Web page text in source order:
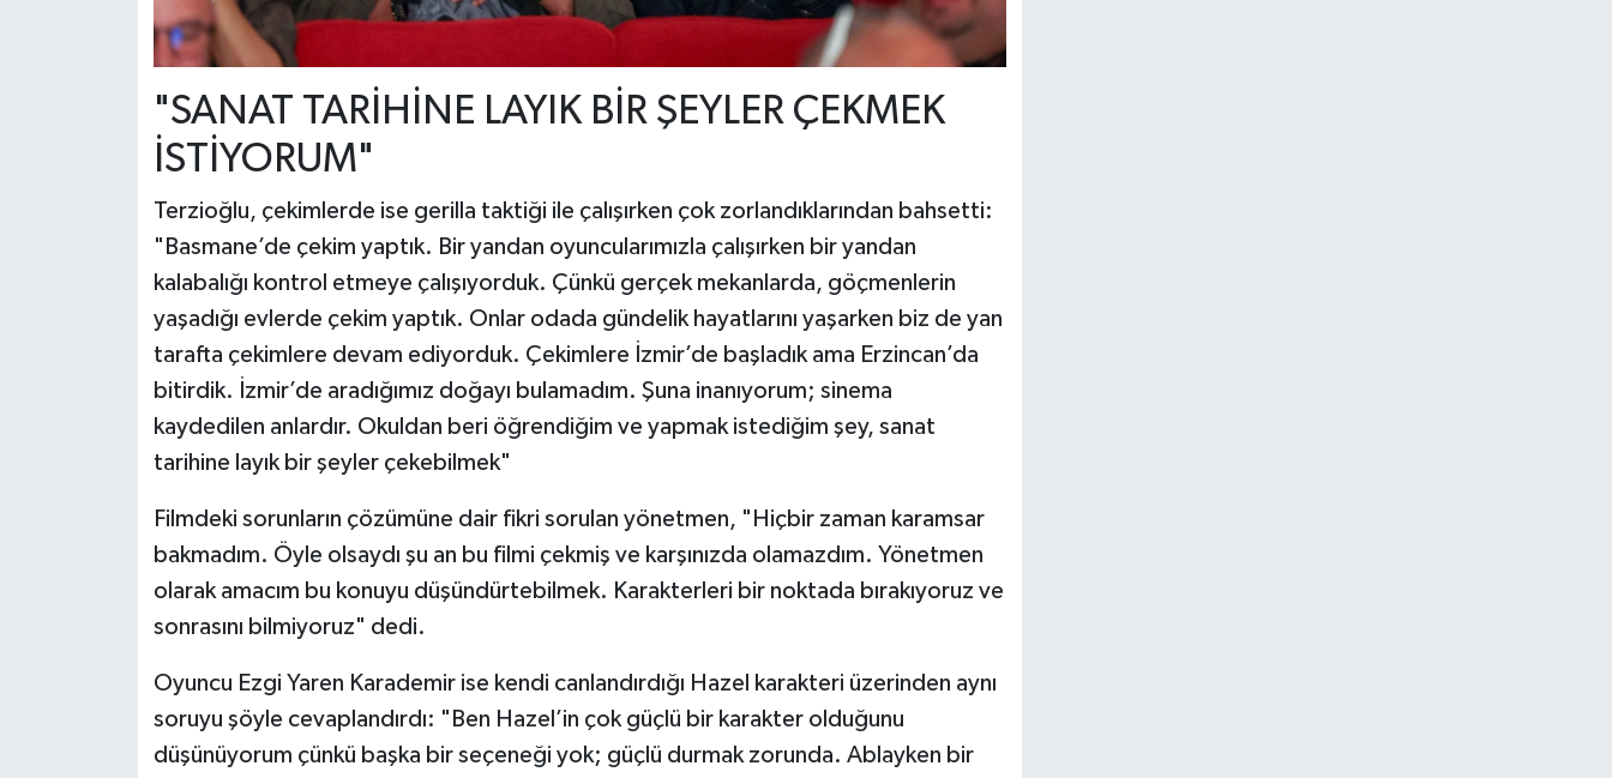
"SANAT TARİHİNE LAYIK BİR ŞEYLER ÇEKMEK
İSTİYORUM"
Terzioğlu, çekimlerde ise gerilla taktiği ile çalışırken çok zorlandıklarından bahsetti:
"Basmane’de çekim yaptık. Bir yandan oyuncularımızla çalışırken bir yandan
kalabalığı kontrol etmeye çalışıyorduk. Çünkü gerçek mekanlarda, göçmenlerin
yaşadığı evlerde çekim yaptık. Onlar odada gündelik hayatlarını yaşarken biz de yan
tarafta çekimlere devam ediyorduk. Çekimlere İzmir’de başladık ama Erzincan’da
bitirdik. İzmir’de aradığımız doğayı bulamadım. Şuna inanıyorum; sinema
kaydedilen anlardır. Okuldan beri öğrendiğim ve yapmak istediğim şey, sanat
tarihine layık bir şeyler çekebilmek"
Filmdeki sorunların çözümüne dair fikri sorulan yönetmen, "Hiçbir zaman karamsar
bakmadım. Öyle olsaydı şu an bu filmi çekmiş ve karşınızda olamazdım. Yönetmen
olarak amacım bu konuyu düşündürtebilmek. Karakterleri bir noktada bırakıyoruz ve
sonrasını bilmiyoruz" dedi.
Oyuncu Ezgi Yaren Karademir ise kendi canlandırdığı Hazel karakteri üzerinden aynı
soruyu şöyle cevaplandırdı: "Ben Hazel’in çok güçlü bir karakter olduğunu
düşünüyorum çünkü başka bir seçeneği yok; güçlü durmak zorunda. Ablayken bir